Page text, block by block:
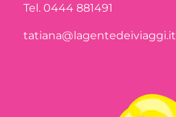
Tel. 0444 881491
tatiana@lagentedeiviaggi.it